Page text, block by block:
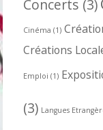
Concerts (3)
Cinéma (1)
Créations
Emploi (1)
(3) Langues